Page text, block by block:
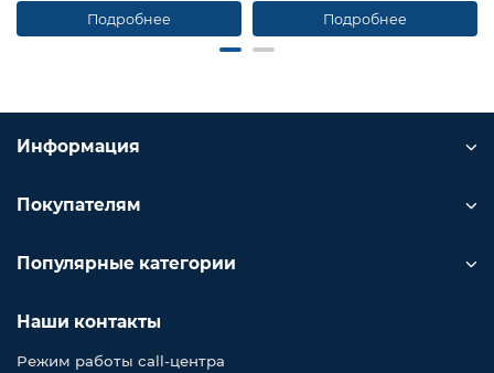
Подробнее Подробнее
Информация
Покупателям
Популярные категории
Наши контакты
Режим работы call-центра